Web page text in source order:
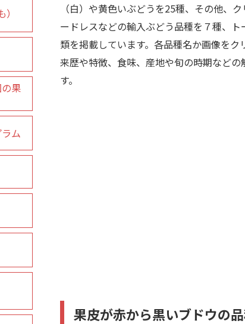
（白）や黄色いぶどうを25種、その他、
ードレスなどの輸入ぶどう品種を７種、
類を掲載しています。各品種名か画像を
来歴や特徴、食味、産地や旬の時期など
す。
果皮が赤から黒いブドウの
果
ム